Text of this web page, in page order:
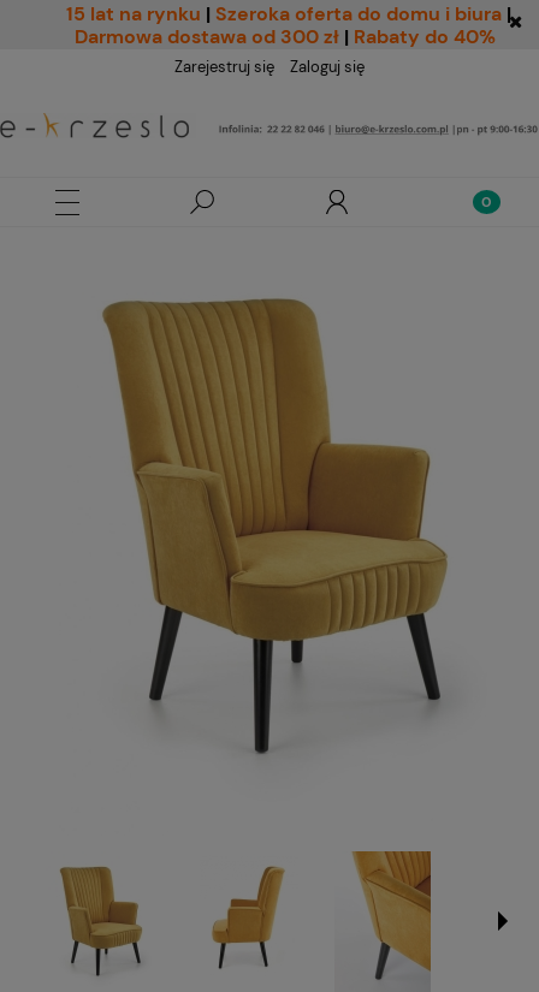
15 lat na rynku | Szeroka oferta do domu i biura |
Darmowa dostawa od 300 zł | Rabaty do 40%
Zarejestruj się Zaloguj się